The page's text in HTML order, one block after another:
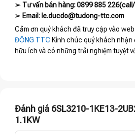
➢ Tư vấn bán hàng: 0899 885
➢ Email: le.ducdo@tudong-ttc.com
Cảm ơn quý khách đã truy cập vào
ĐỘNG TTC Kính chúc quý khách
hữu ích và có những trải nghiệm tuyệt
Đánh giá 6SL3210-1KE13-
1.1KW